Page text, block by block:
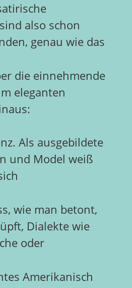
also schon
genau wie das
die einnehmende
eleganten
Als ausgebildete
und Model weiß
wie man betont,
Dialekte wie
oder
Amerikanisch